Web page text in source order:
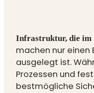
Infrastruktur, die im
machen nur einen
ausgelegt ist.
Prozessen und
bestmögliche